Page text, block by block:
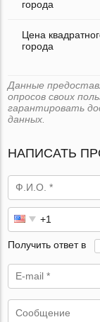
города
Цена
города
Данные
опросов своих
гарантировать
данных.
НАПИСАТЬ
Получить ответ в